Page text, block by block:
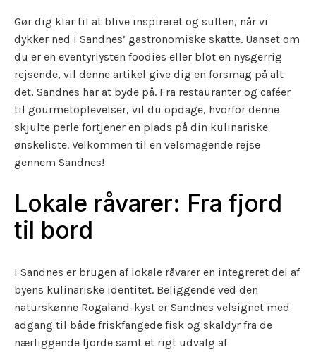
Gør dig klar til at blive inspireret og sulten, når vi
dykker ned i Sandnes’ gastronomiske skatte. Uanset om
du er en eventyrlysten foodies eller blot en nysgerrig
rejsende, vil denne artikel give dig en forsmag på alt
det, Sandnes har at byde på. Fra restauranter og caféer
til gourmetoplevelser, vil du opdage, hvorfor denne
skjulte perle fortjener en plads på din kulinariske
ønskeliste. Velkommen til en velsmagende rejse
gennem Sandnes!
Lokale råvarer: Fra fjord
til bord
I Sandnes er brugen af lokale råvarer en integreret del af
byens kulinariske identitet. Beliggende ved den
naturskønne Rogaland-kyst er Sandnes velsignet med
adgang til både friskfangede fisk og skaldyr fra de
nærliggende fjorde samt et rigt udvalg af